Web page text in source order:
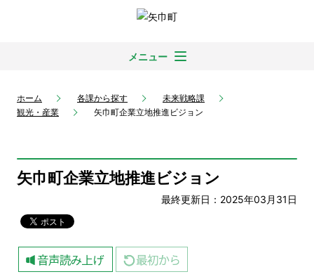
メニュー
ホーム 各課から探す
未来戦略課
観光・産業
矢巾町企業立地推進ビジョン
矢巾町企業立地推進ビジョン
最終更新日：2025年03月31日